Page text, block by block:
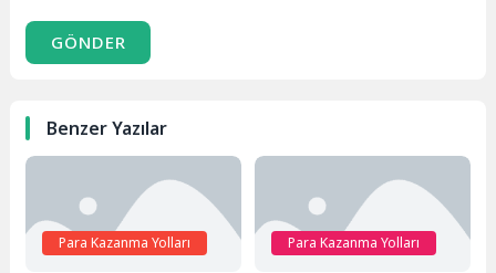
GÖNDER
Benzer Yazılar
Para Kazanma Yolları Para Kazanma Yolları